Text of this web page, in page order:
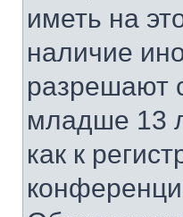
иметь на
наличие
разрешают
младше 13
как к